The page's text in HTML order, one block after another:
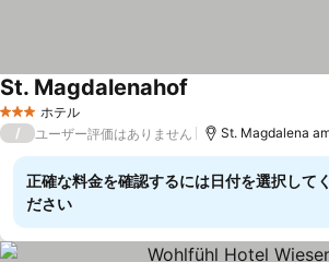
3 ホテルのランク
ホテル
St. Magdalenahof
/ ユーザー評価はありません
正確な料金を確認するには日付を選択してく
ださい